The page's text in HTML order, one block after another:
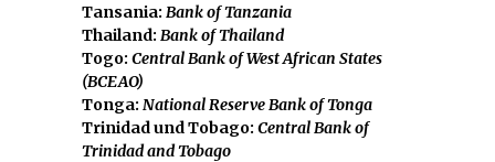
Tansania: Bank of Tanzania
Thailand: Bank of Thailand
Togo: Central Bank of West African States
(BCEAO)
Tonga: National Reserve Bank of Tonga
Trinidad und Tobago: Central Bank of
Trinidad and Tobago